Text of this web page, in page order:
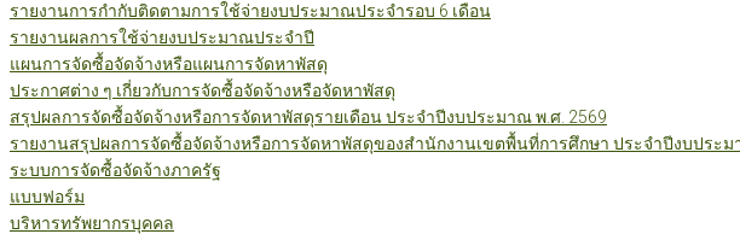
รายงานการกำกับติดตามการใช้จ่ายงบประมาณประจำรอบ 6 เดือน
รายงานผลการใช้จ่ายงบประมาณประจำปี
แผนการจัดซื้อจัดจ้างหรือแผนการจัดหาพัสดุ
ประกาศต่าง ๆ เกี่ยวกับการจัดซื้อจัดจ้างหรือจัดหาพัสดุ
สรุปผลการจัดซื้อจัดจ้างหรือการจัดหาพัสดุรายเดือน ประจำปีงบประมาณ พ.ศ. 2569
รายงานสรุปผลการจัดซื้อจัดจ้างหรือการจัดหาพัสดุของสำนักงานเขตพื้นที่การศึกษา ประจำปีงบประม
ระบบการจัดซื้อจัดจ้างภาครัฐ
แบบฟอร์ม
บริหารทรัพยากรบุคคล